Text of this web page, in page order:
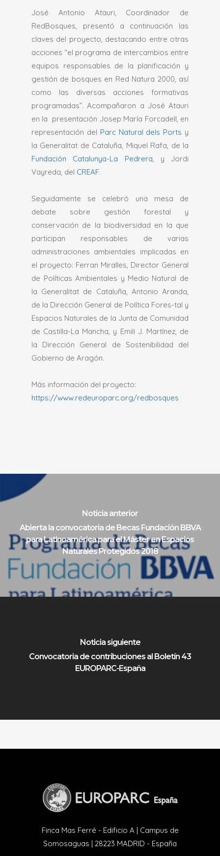
José Antonio Atauri, Coordinador de
RedBosques, presentó a continuación las
claves del proyecto, destacando entre otras
acciones “el programa de intercambios entre
equipos responsables de la planificación y
gestión de bosques en Red Natura 2000, así
como las diversas acciones formativas
programadas”. Acompañaron a José Atauri
en la presentación Josep María Forcadell, en
representación del Parc Natural dels Ports y
la Generalitat de Cataluña, Miquel Rafa, de la
Fundación Catalunya-La Pedrera, y Jordi
Vayreda, del CREAF.
Seguidamente se celebró una mesa de
debate sobre gestión forestal y
conservación de la biodiversidad en la que
participan responsables de varias
administraciones ambientales implicadas en
el proyecto: Ferran Miralles, Director General
de Políticas Ambientales y Medio Natural de
la Generalitat de Cataluña, Antonio Aranda,
de la Dirección General de Política Fores-tal y
Espacios Naturales de la Junta de Comunidad
de Castilla-La Mancha, y Emili J. Martínez, de
la Dirección General de Sostenibilidad del
Gobierno de Aragón.
Más información del proyecto:
https://www.redeuroparc.org/redbosques
Noticia anterior
Abierta la convocatoria de Becas Fundación BBVA
para Latinoamérica para el Máster en Espacios
Naturales Protegidos 2018
Noticia siguiente
Convocatoria de contribuciones al Boletín 43
EUROPARC-España
Finca Mas Ferré - Edificio A | Campus de
Somosaguas | 28223 MADRID - España